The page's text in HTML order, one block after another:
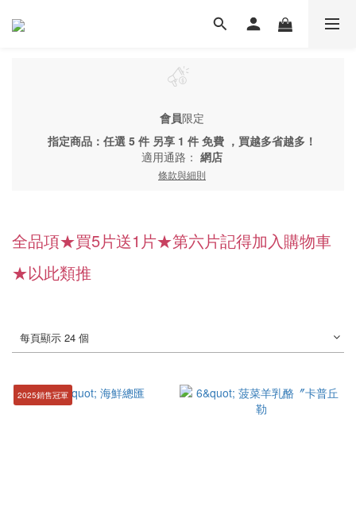
會員限定
指定商品：任選 5 件 另享 1 件 免費 ，買越多省越多！
適用通路： 網店
條款與細則
全品項★買5片送1片★第六片記得加入購物車
★以此類推
每頁顯示 24 個
2025銷售冠軍